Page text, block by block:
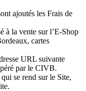
ajoutés les Frais de
à la vente sur l’E-Shop
cartes
URL suivante
par le CIVB.
se rend sur le Site,